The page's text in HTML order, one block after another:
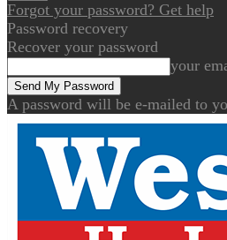
Forgot your password? Get help
Password recovery
Recover your password
your
A password will be e-mailed to